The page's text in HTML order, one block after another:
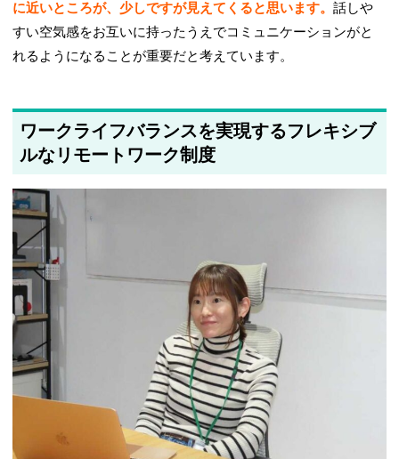
に近いところが、少しですが見えてくると思います。話しや
すい空気感をお互いに持ったうえでコミュニケーションがと
れるようになることが重要だと考えています。
ワークライフバランスを実現するフレキシブ
ルなリモートワーク制度